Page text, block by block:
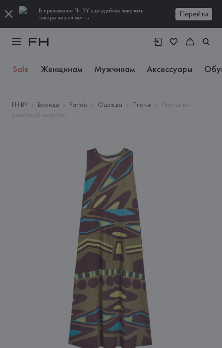
В приложении FH.BY еще удобнее покупать
товары вашей мечты
Перейти
Sale Женщинам Мужчинам Аксессуары
FH.BY Бренды Parfois Одежда Платья
Платье из
смесовой вискозы